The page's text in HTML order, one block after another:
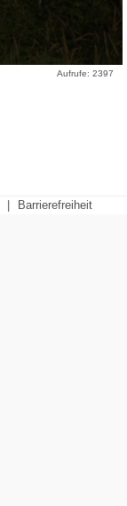
Aufrufe: 2397
Barrierefreiheit